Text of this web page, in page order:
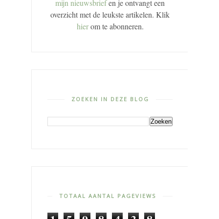
mijn nieuwsbriefen je ontvangt een
overzicht met de leukste artikelen. Klik
hierom te abonneren.
ZOEKEN IN DEZE BLOG
TOTAAL AANTAL PAGEVIEWS